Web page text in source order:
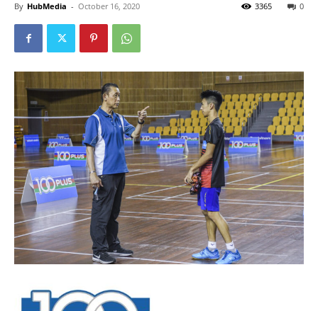
By HubMedia - October 16, 2020 0
3365